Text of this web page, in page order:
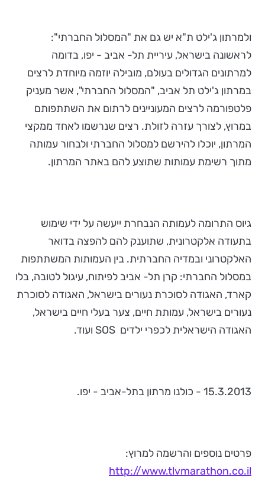
ולמרתון ג'ילט ת"א יש גם את "המסלול החברתי":
לראשונה בישראל, עיריית תל- אביב - יפו, בדומה
למרתונים הגדולים בעולם, מובילה יוזמה מיוחדת לרצים
במרתון ג'ילט תל אביב, "המסלול החברתי", אשר מעניק
פלטפורמה לרצים המעוניינים לרתום את השתתפותם
במרוץ, לצורך עזרה לזולת. רצים שנרשמו לאחד ממקצי
המרתון, יוכלו להירשם למסלול החברתי ולבחור עמותה
מתוך רשימת עמותות שתוצע להם באתר המרתון.
גיוס התרומה לעמותה הנבחרת ייעשה על ידי שימוש
בתעודה אלקטרונית, שתוענק להם להפצה בדואר
האלקטרוני ובמדיה החברתית. בין העמותות המשתתפות
במסלול החברתי: קרן תל- אביב לפיתוח, עיגול לטובה, בלו
קארד, האגודה לסוכרת נעורים בישראל, האגודה לסוכרת
נעורים בישראל, עמותת חיים, צער בעלי חיים בישראל,
האגודה הישראלית לכפרי ילדים SOS ועוד.
15.3.2013 - כולנו מרתון בתל-אביב - יפו.
פרטים נוספים והרשמה למרוץ:
http://www.tlvmarathon.co.il